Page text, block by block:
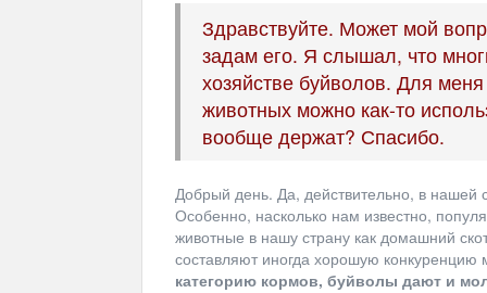
Здравствуйте. Может мой
задам его. Я слышал, что
хозяйстве буйволов. Для
животных можно как-то
вообще держат? Спасибо.
Добрый день. Да, действительно, в нашей
Особенно, насколько нам известно,
животные в нашу страну как домашний
составляют иногда хорошую
категорию кормов, буйволы дают и